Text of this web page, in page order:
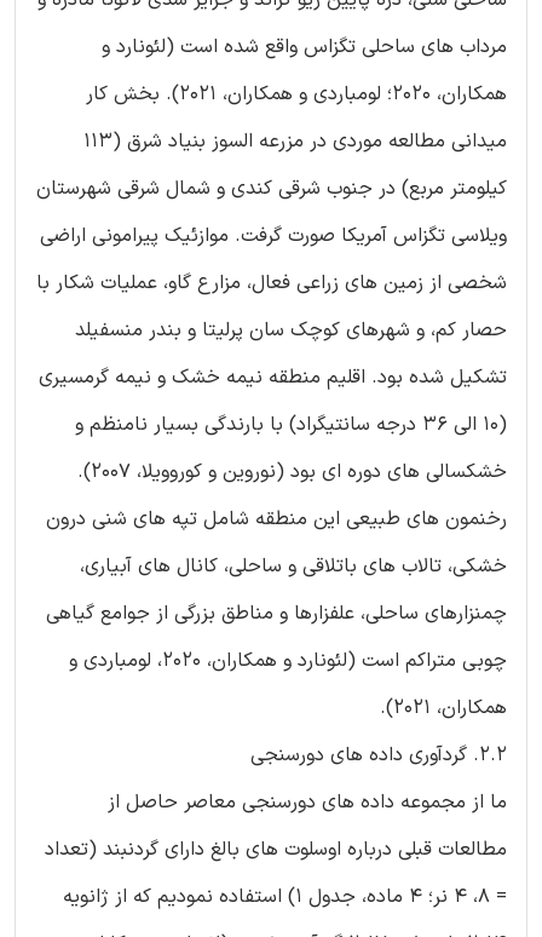
مرداب های ساحلی تگزاس واقع شده است (لئونارد و
همکاران، ۲۰۲۰؛ لومباردی و همکاران، ۲۰۲۱). بخش کار
میدانی مطالعه موردی در مزرعه السوز بنیاد شرق (1۱۳
کیلومتر مربع) در جنوب شرقی کندی و شمال شرقی شهرستان
ویلاسی تگزاس آمریکا صورت گرفت. موازئیک پیرامونی اراضی
شخصی از زمین های زراعی فعال، مزارع گاو، عملیات شکار با
حصار کم، و شهرهای کوچک سان پرلیتا و بندر منسفیلد
تشکیل شده بود. اقلیم منطقه نیمه خشک و نیمه گرمسیری
(10 الی ۳۶ درجه سانتیگراد) با بارندگی بسیار نامنظم و
خشکسالی های دوره ای بود (نوروین و کوروویلا، 2007).
رخنمون های طبیعی این منطقه شامل تپه های شنی درون
خشکی، تالاب های باتلاقی و ساحلی، کانال های آبیاری،
چمنزارهای ساحلی، علفزارها و مناطق بزرگی از جوامع گیاهی
چوبی متراکم است (لئونارد و همکاران، ۲۰۲۰، لومباردی و
همکاران، 2021).
2.2. گردآوری داده های دورسنجی
ما از مجموعه داده های دورسنجی معاصر حاصل از
مطالعات قبلی درباره اوسلوت های بالغ دارای گردنبند (تعداد
= ۸، 4 نر؛ ۴ ماده، جدول 1) استفاده نمودیم که از ژانویه